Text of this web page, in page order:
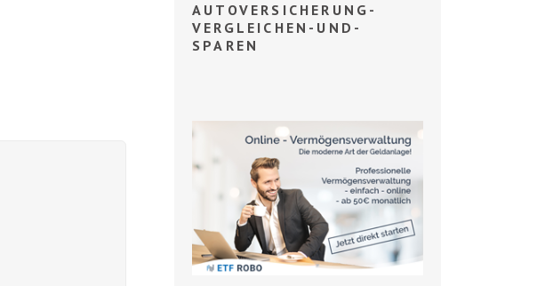
AUTOVERSICHERUNG-
VERGLEICHEN-UND-
SPAREN